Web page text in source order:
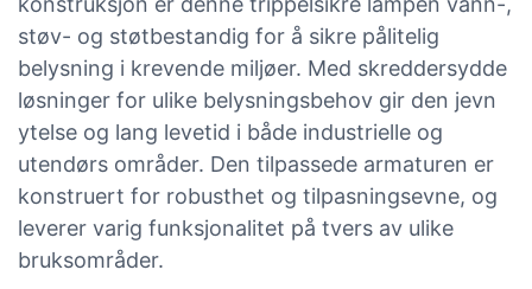
støv- og støtbestandig for å sikre pålitelig
belysning i krevende miljøer. Med skreddersydde
løsninger for ulike belysningsbehov gir den jevn
ytelse og lang levetid i både industrielle og
utendørs områder. Den tilpassede armaturen er
konstruert for robusthet og tilpasningsevne, og
leverer varig funksjonalitet på tvers av ulike
bruksområder.